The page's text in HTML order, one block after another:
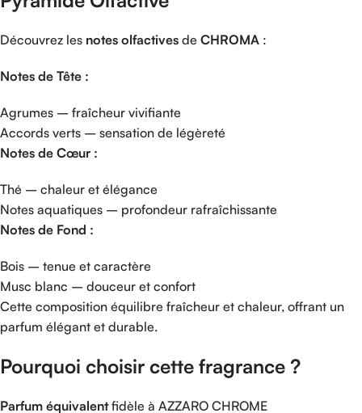
Découvrez les notes olfactives de CHROMA :
Notes de Tête :
Agrumes – fraîcheur vivifiante
Accords verts – sensation de légèreté
Notes de Cœur :
Thé – chaleur et élégance
Notes aquatiques – profondeur rafraîchissante
Notes de Fond :
Bois – tenue et caractère
Musc blanc – douceur et confort
Cette composition équilibre fraîcheur et chaleur, offrant un
parfum élégant et durable.
Pourquoi choisir cette fragrance ?
Parfum équivalent fidèle à AZZARO CHROME